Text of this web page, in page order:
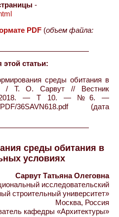
-
PDF (объем файла:
статьи:
среды обитания в
/ Т. О. Сарвут // Вестник
— 2018. — Т 10. — №6. —
36SAVN618.pdf (дата
среды обитания в
условиях
Сарвут Татьяна Олеговна
исследовательский
строительный университет»
Москва, Россия
кафедры «Архитектуры»